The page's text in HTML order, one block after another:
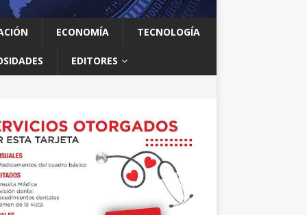
ECONOMÍA TECNOLOGÍA
EDITORES